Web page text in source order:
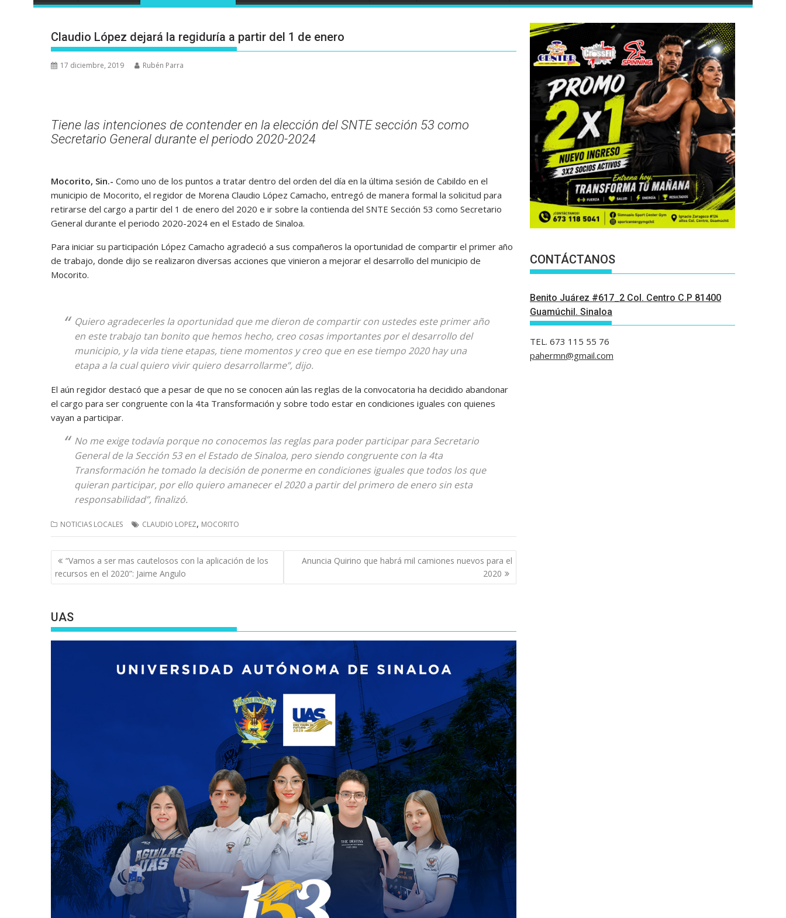
Claudio López dejará la regiduría a partir del 1 de enero
17 diciembre, 2019 Rubén Parra
Tiene las intenciones de contender en la elección del SNTE sección 53 como
Secretario General durante el periodo 2020-2024
Mocorito, Sin.- Como uno de los puntos a tratar dentro del orden del día en la última sesión de Cabildo en el
municipio de Mocorito, el regidor de Morena Claudio López Camacho, entregó de manera formal la solicitud para
retirarse del cargo a partir del 1 de enero del 2020 e ir sobre la contienda del SNTE Sección 53 como Secretario
General durante el periodo 2020-2024 en el Estado de Sinaloa.
Para iniciar su participación López Camacho agradeció a sus compañeros la oportunidad de compartir el primer año
de trabajo, donde dijo se realizaron diversas acciones que vinieron a mejorar el desarrollo del municipio de
Mocorito.
Quiero agradecerles la oportunidad que me dieron de compartir con ustedes este primer año
en este trabajo tan bonito que hemos hecho, creo cosas importantes por el desarrollo del
municipio, y la vida tiene etapas, tiene momentos y creo que en ese tiempo 2020 hay una
etapa a la cual quiero vivir quiero desarrollarme”, dijo.
El aún regidor destacó que a pesar de que no se conocen aún las reglas de la convocatoria ha decidido abandonar
el cargo para ser congruente con la 4ta Transformación y sobre todo estar en condiciones iguales con quienes
vayan a participar.
No me exige todavía porque no conocemos las reglas para poder participar para Secretario
General de la Sección 53 en el Estado de Sinaloa, pero siendo congruente con la 4ta
Transformación he tomado la decisión de ponerme en condiciones iguales que todos los que
quieran participar, por ello quiero amanecer el 2020 a partir del primero de enero sin esta
responsabilidad”, finalizó.
NOTICIAS LOCALES CLAUDIO LOPEZ, MOCORITO
Navegación
de
entradas
“Vamos a ser mas cautelosos con la aplicación de los
recursos en el 2020”: Jaime Angulo
Anuncia Quirino que habrá mil camiones nuevos para el
2020
UAS
CONTÁCTANOS
Benito Juárez #617_2 Col. Centro C.P 81400
Guamúchil. Sinaloa
TEL. 673 115 55 76
pahermn@gmail.com